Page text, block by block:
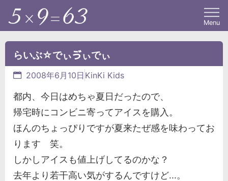
Menu
らいぶ☆でぃゔぃでぃ
2008年6月10日 KinKi Kids
都内、今日はめちゃ夏日だったので、
帰宅時にコンビニ寄ってアイスを購入。
ほんのちょっぴりですが夏来たぜ感を味わってお
ります 笑。
しかしアイスも値上げしてるのかな？
去年より若干高い気がするんですけど...。